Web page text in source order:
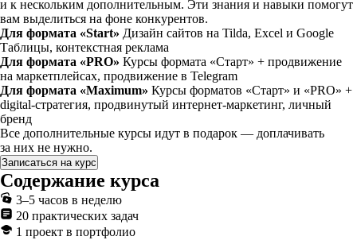
и к нескольким дополнительным. Эти знания и навыки помогут
вам выделиться на фоне конкурентов.
Для формата «Start» Дизайн сайтов на Tilda, Excel и Google
Таблицы, контекстная реклама
Для формата «PRO» Курсы формата «Старт» + продвижение
на маркетплейсах, продвижение в Telegram
Для формата «Maximum» Курсы форматов «Старт» и «PRO» +
digital-стратегия, продвинутый интернет-маркетинг, личный
бренд
Все дополнительные курсы идут в подарок — доплачивать
за них не нужно.
Записаться на курс
Содержание курса
3–5 часов в неделю
20 практических задач
1 проект в портфолио